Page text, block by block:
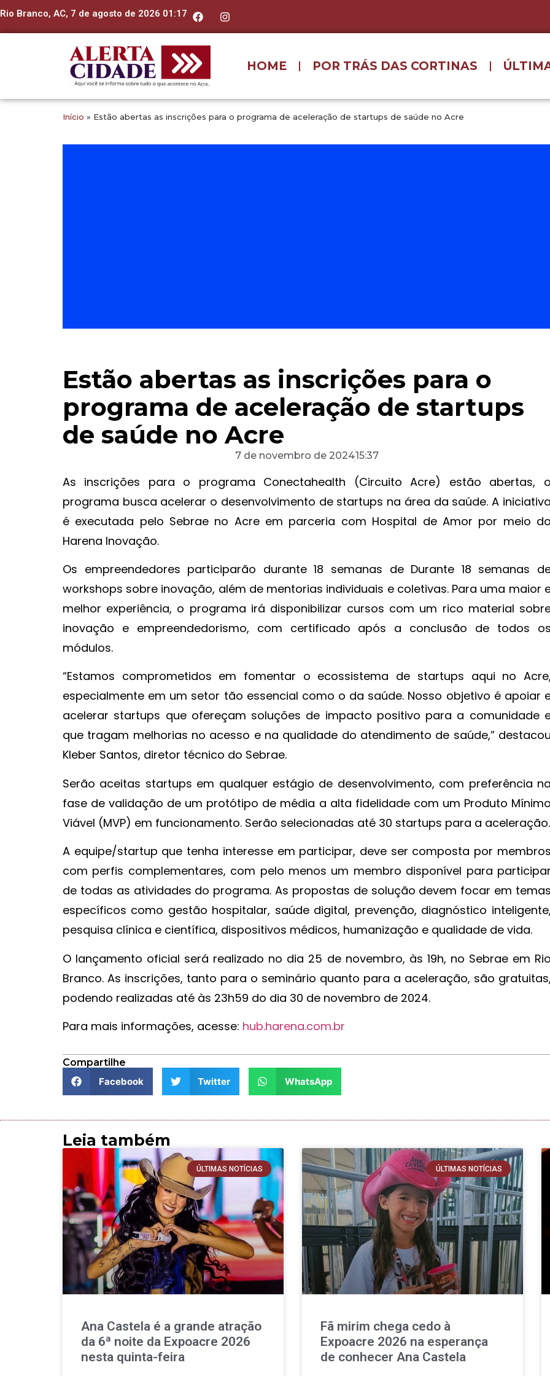
Rio Branco, AC, 7 de agosto de 2026 01:17
HOME POR TRÁS DAS CORTINAS
Início » Estão abertas as inscrições para o programa de aceleração de startups de saúde no Acre
Estão abertas as inscrições para o
programa de aceleração de startups
de saúde no Acre
7 de novembro de 202415:37
As inscrições para o programa Conectahealth (Circuito Acre) estão abertas, o
programa busca acelerar o desenvolvimento de startups na área da saúde. A iniciativa
é executada pelo Sebrae no Acre em parceria com Hospital de Amor por meio do
Harena Inovação.
Os empreendedores participarão durante 18 semanas de Durante 18 semanas
workshops sobre inovação, além de mentorias individuais e coletivas. Para uma maior
melhor experiência, o programa irá disponibilizar cursos com um rico material
inovação e empreendedorismo, com certificado após a conclusão de todos os
módulos.
“Estamos comprometidos em fomentar o ecossistema de startups aqui no Acre,
especialmente em um setor tão essencial como o da saúde. Nosso objetivo é apoiar
acelerar startups que ofereçam soluções de impacto positivo para a comunidade
que tragam melhorias no acesso e na qualidade do atendimento de saúde,” destacou
Kleber Santos, diretor técnico do Sebrae.
Serão aceitas startups em qualquer estágio de desenvolvimento, com preferência na
fase de validação de um protótipo de média a alta fidelidade com um Produto Mínimo
Viável (MVP) em funcionamento. Serão selecionadas até 30 startups para a aceleração.
A equipe/startup que tenha interesse em participar, deve ser composta por membros
com perfis complementares, com pelo menos um membro disponível para participar
de todas as atividades do programa. As propostas de solução devem focar em temas
específicos como gestão hospitalar, saúde digital, prevenção, diagnóstico inteligente,
pesquisa clínica e científica, dispositivos médicos, humanização e qualidade de vida.
O lançamento oficial será realizado no dia 25 de novembro, às 19h, no Sebrae em Rio
Branco. As inscrições, tanto para o seminário quanto para a aceleração, são gratuitas,
podendo realizadas até às 23h59 do dia 30 de novembro de 2024.
Para mais informações, acesse: hub.harena.com.br
Compartilhe
Facebook
Twitter WhatsApp
Leia também
ÚLTIMAS NOTÍCIAS
Ana Castela é a grande atração
da 6ª noite da Expoacre 2026
nesta quinta-feira
ÚLTIMAS NOTÍCIAS
Fã mirim chega cedo à
Expoacre 2026 na esperança
de conhecer Ana Castela